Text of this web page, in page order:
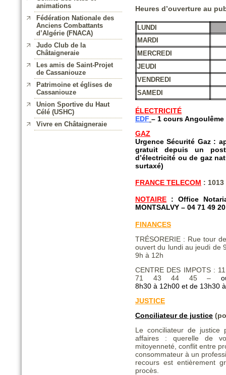
animations
Fédération Nationale des
Anciens Combattants
d’Algérie (FNACA)
Judo Club de la
Châtaigneraie
Les amis de Saint-Projet
de Cassaniouze
Patrimoine et églises de
Cassaniouze
Union Sportive du Haut
Célé (USHC)
Vivre en Châtaigneraie
Heures d’ouverture au
LUNDI
MARDI
MERCREDI
JEUDI
VENDREDI
SAMEDI
ÉLECTRICITÉ
EDF – 1 cours Angoulême
GAZ
Urgence Sécurité Gaz :
gratuit depuis un
d’électricité ou de gaz
surtaxé)
FRANCE TELECOM : 1013
NOTAIRE :Office
MONTSALVY – 04 71 49
FINANCES
TRÉSORERIE : Rue tour
ouvert du lundi au jeudi de
9h à 12h
CENTRE DES IMPOTS :
71 43 44 45 –
8h30 à 12h00 et de 13h30
JUSTICE
Conciliateur de justice
Le conciliateur de justice
affaires : querelle de
mitoyenneté, conflit entre
consommateur à un
recours est entièrement
procès.